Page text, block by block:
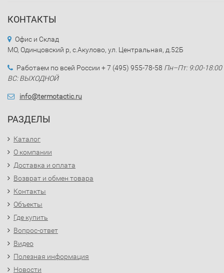
КОНТАКТЫ
Офис и Склад
МО, Одинцовский р, с.Акулово, ул. Центральная, д.52Б
Работаем по всей России + 7 (495) 955-78-58 Пн–Пт: 9:00-18:00
ВС: ВЫХОДНОЙ
info@termotactic.ru
РАЗДЕЛЫ
Каталог
О компании
Доставка и оплата
Возврат и обмен товара
Контакты
Объекты
Где купить
Вопрос-ответ
Видео
Полезная информация
Новости